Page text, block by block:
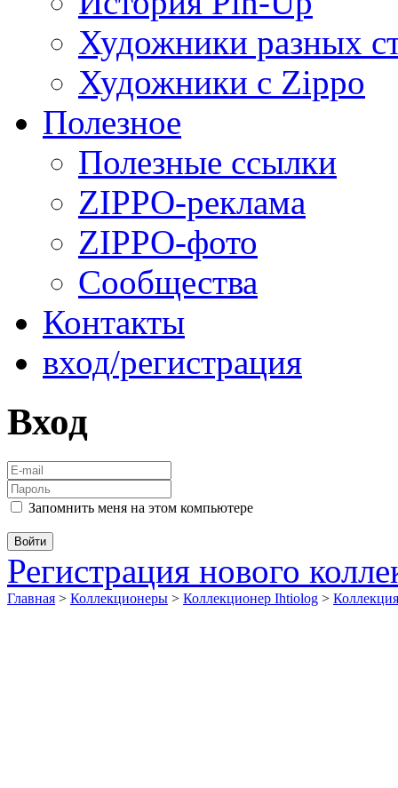
Художники разных
Художники с Zippo
Полезное
Полезные ссылки
ZIPPO-реклама
ZIPPO-фото
Сообщества
Контакты
вход/регистрация
Вход
Запомнить меня на этом компьютере
Регистрация нового
Главная > Коллекционеры > Коллекционер Ihtiolog >